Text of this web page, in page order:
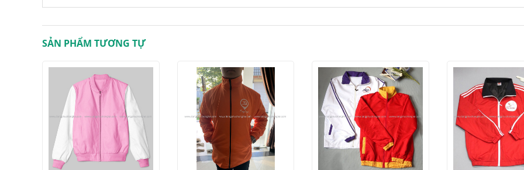
SẢN PHẨM TƯƠNG TỰ